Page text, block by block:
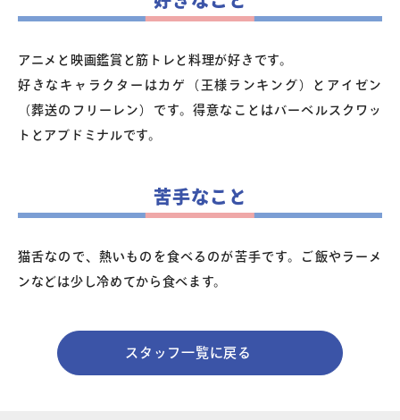
アニメと映画鑑賞と筋トレと料理が好きです。
好きなキャラクターはカゲ（王様ランキング）とアイゼン
（葬送のフリーレン）です。得意なことはバーベルスクワッ
トとアブドミナルです。
苦手なこと
猫舌なので、熱いものを食べるのが苦手です。ご飯やラーメ
ンなどは少し冷めてから食べます。
スタッフ一覧に戻る